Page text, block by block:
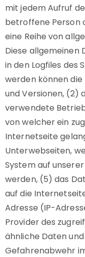
mit jedem Aufruf
betroffene Person
eine Reihe von
Diese allgemeinen
in den Logfiles des
werden können
und Versionen, (2)
verwendete
von welcher ein
Internetseite
Unterwebseiten,
System auf
werden, (5) das
auf die
Adresse (IP-
Provider des
ähnliche Daten
Gefahrenabwehr